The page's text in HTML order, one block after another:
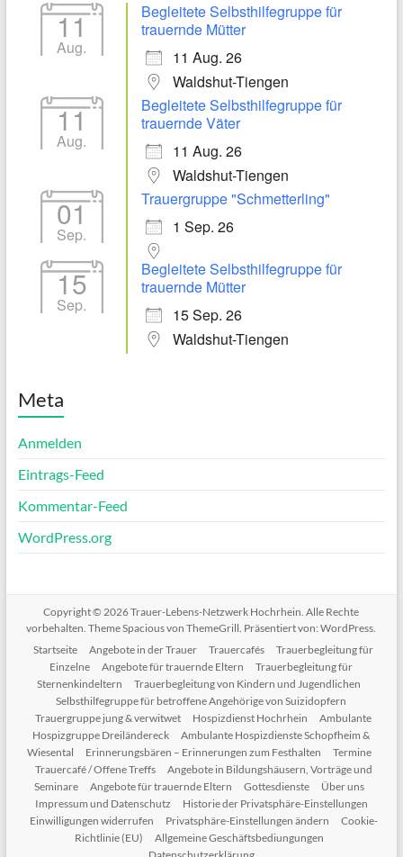
11
Aug.
Begleitete Selbsthilfegruppe für
trauernde Mütter
11 Aug. 26
Waldshut-Tiengen
11
Aug.
Begleitete Selbsthilfegruppe für
trauernde Väter
11 Aug. 26
Waldshut-Tiengen
01
Sep.
Trauergruppe "Schmetterling"
1 Sep. 26
15
Sep.
Begleitete Selbsthilfegruppe für
trauernde Mütter
15 Sep. 26
Waldshut-Tiengen
Meta
Anmelden
Eintrags-Feed
Kommentar-Feed
WordPress.org
Copyright © 2026Trauer-Lebens-Netzwerk Hochrhein. Alle Rechte
vorbehalten. ThemeSpaciousvon ThemeGrill. Präsentiert von:WordPress.
Startseite
Angebote in der Trauer Trauercafés
Trauerbegleitung für
Einzelne
Angebote für trauernde Eltern
Trauerbegleitung für
Sternenkindeltern
Trauerbegleitung von Kindern und Jugendlichen
Selbsthilfegruppe für betroffene Angehörige von Suizidopfern
Trauergruppe jung & verwitwet
Hospizdienst Hochrhein
Ambulante
Hospizgruppe Dreiländereck
Ambulante Hospizdienste Schopfheim &
Wiesental
Erinnerungsbären – Erinnerungen zum Festhalten
Termine
Trauercafé / Offene Treffs
Angebote in Bildungshäusern, Vorträge und
Seminare
Angebote für trauernde Eltern Gottesdienste
Über uns
Impressum und Datenschutz
Historie der Privatsphäre-Einstellungen
Einwilligungen widerrufen
Privatsphäre-Einstellungen ändern
Cookie-
Richtlinie (EU)
Allgemeine Geschäftsbediungungen